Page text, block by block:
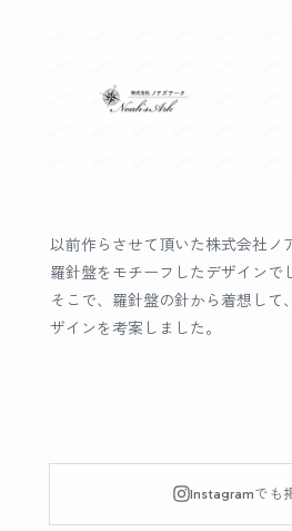
以前作らさせて頂いた株式会社ノ
羅針盤をモチーフしたデザインで
そこで、羅針盤の針から着想して
ザインを考案しました。
Instagramでも